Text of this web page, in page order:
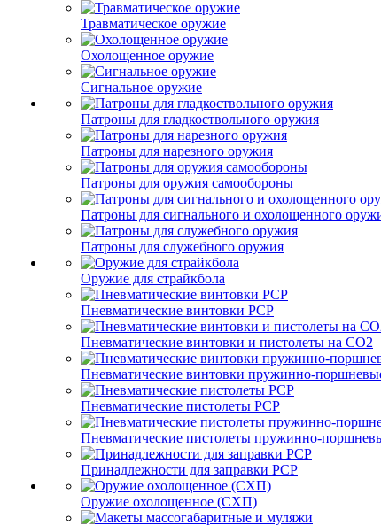
Травматическое оружие
Охолощенное оружие
Сигнальное оружие
Патроны для гладкоствольного оружия
Патроны для нарезного оружия
Патроны для оружия самообороны
Патроны для сигнального и охолощенного
Патроны для служебного оружия
Оружие для страйкбола
Пневматические винтовки PCP
Пневматические винтовки и пистолеты на CO2
Пневматические винтовки пружинно-
Пневматические пистолеты PCP
Пневматические пистолеты пружинно-
Принадлежности для заправки PCP
Оружие охолощенное (СХП)